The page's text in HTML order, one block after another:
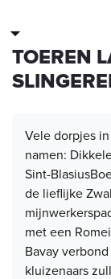
TOEREN
Vele dorpjes
namen:
Sint-
de lieflijke
met een
Bavay
kluizenaars